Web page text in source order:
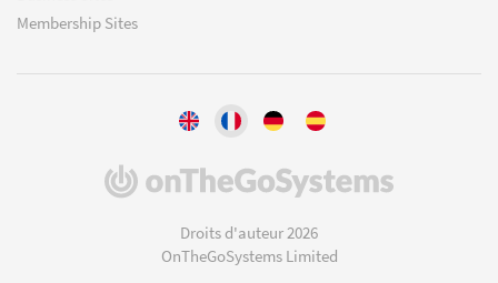
Membership Sites
(s'ouvre
Droits d'auteur 2026
OnTheGoSystems Limited